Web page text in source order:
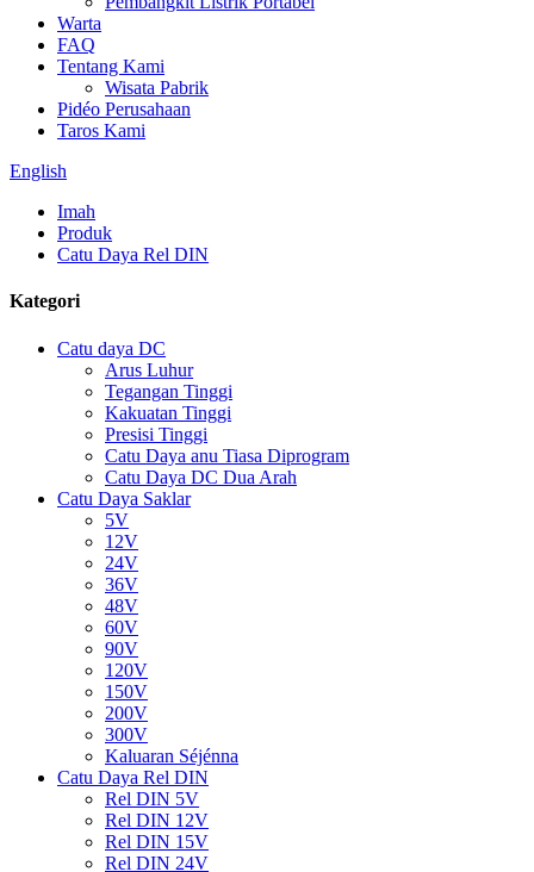
Warta
FAQ
Tentang Kami
Wisata Pabrik
Pidéo Perusahaan
Taros Kami
English
Imah
Produk
Catu Daya Rel DIN
Kategori
Catu daya DC
Arus Luhur
Tegangan Tinggi
Kakuatan Tinggi
Presisi Tinggi
Catu Daya anu Tiasa Diprogram
Catu Daya DC Dua Arah
Catu Daya Saklar
5V
12V
24V
36V
48V
60V
90V
120V
150V
200V
300V
Kaluaran Séjénna
Catu Daya Rel DIN
Rel DIN 5V
Rel DIN 12V
Rel DIN 15V
Rel DIN 24V